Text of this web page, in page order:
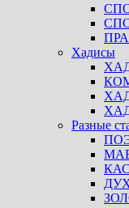
Хадисы
Разные